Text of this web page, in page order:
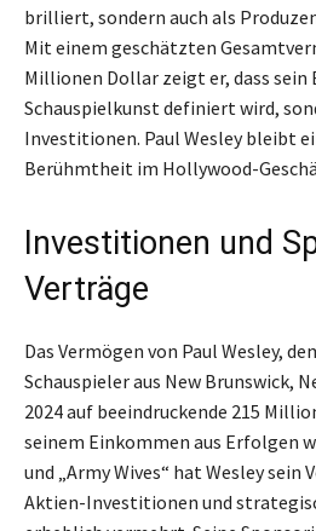
brilliert, sondern auch als
Mit einem geschätzten
Millionen Dollar zeigt er, dass
Schauspielkunst definiert wird,
Investitionen. Paul Wesley bleibt
Berühmtheit im Hollywood-
Investitionen und
Verträge
Das Vermögen von Paul Wesley,
Schauspieler aus New Brunswick,
2024 auf beeindruckende 215
seinem Einkommen aus Erfolgen
und „Army Wives“ hat Wesley sein
Aktien-Investitionen und